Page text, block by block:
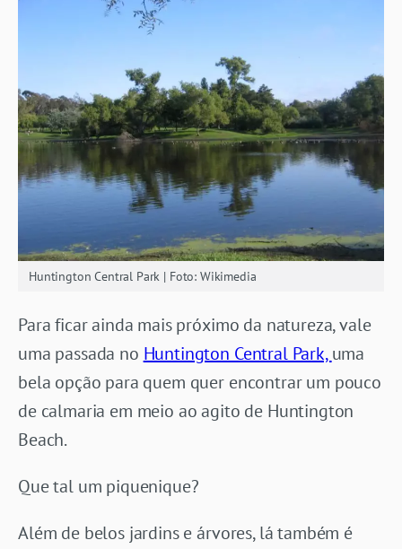
Huntington Central Park | Foto: Wikimedia
Para ficar ainda mais próximo da natureza, vale
uma passada no Huntington Central Park,uma
bela opção para quem quer encontrar um pouco
de calmaria em meio ao agito de Huntington
Beach.
Que tal um piquenique?
Além de belos jardins e árvores, lá também é